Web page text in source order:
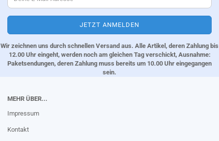
Wir zeichnen uns durch schnellen Versand aus. Alle Artikel, deren Zahlung bis
12.00 Uhr eingeht, werden noch am gleichen Tag verschickt, Ausnahme:
Paketsendungen, deren Zahlung muss bereits um 10.00 Uhr eingegangen
sein.
MEHR ÜBER...
Impressum
Kontakt